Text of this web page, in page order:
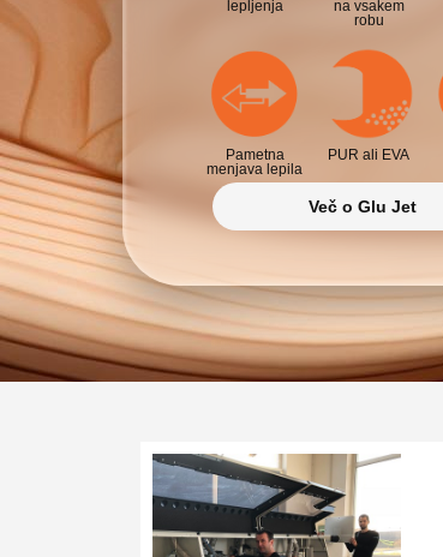
lepljenja
na vsakem
robu
Pametna
menjava lepila
PUR ali EVA
Več o Glu Jet